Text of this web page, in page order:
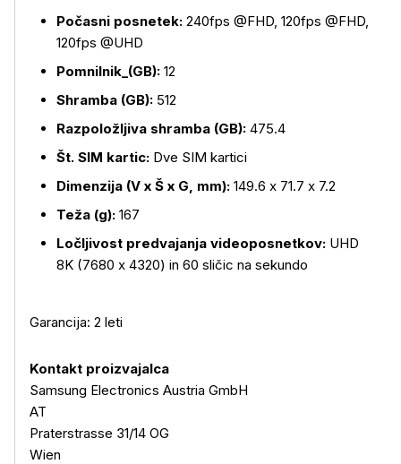
Počasni posnetek: 240fps @FHD, 120fps @FHD,
120fps @UHD
Pomnilnik_(GB): 12
Shramba (GB): 512
Razpoložljiva shramba (GB): 475.4
Št. SIM kartic: Dve SIM kartici
Dimenzija (V x Š x G, mm): 149.6 x 71.7 x 7.2
Teža (g): 167
Ločljivost predvajanja videoposnetkov: UHD
8K (7680 x 4320) in 60 sličic na sekundo
Garancija: 2 leti
Kontakt proizvajalca
Samsung Electronics Austria GmbH
AT
Praterstrasse 31/14 OG
Wien